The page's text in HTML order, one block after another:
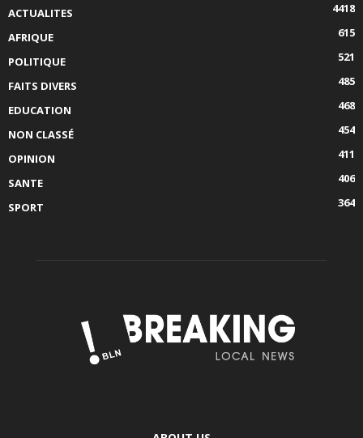
ACTUALITES
4418
AFRIQUE
615
POLITIQUE
521
FAITS DIVERS
485
EDUCATION
468
NON CLASSÉ
454
OPINION
411
SANTE
406
SPORT
364